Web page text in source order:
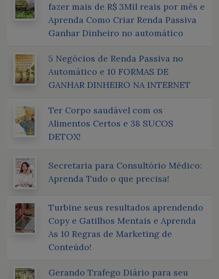
fazer mais de R$ 3Mil reais por mês e
Aprenda Como Criar Renda Passiva
Ganhar Dinheiro no automático
5 Negócios de Renda Passiva no
Automático e 10 FORMAS DE
GANHAR DINHEIRO NA INTERNET
Ter Corpo saudável com os
Alimentos Certos e 38 SUCOS
DETOX!
Secretaria para Consultório Médico:
Aprenda Tudo o que precisa!
Turbine seus resultados aprendendo
Copy e Gatilhos Mentais e Aprenda
As 10 Regras de Marketing de
Conteúdo!
Gerando Trafego Diário para seu